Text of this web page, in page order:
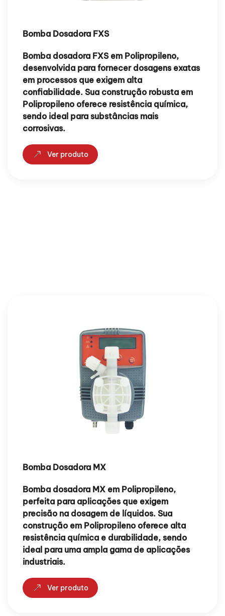
Bomba Dosadora FXS
Bomba dosadora FXS em Polipropileno,
desenvolvida para fornecer dosagens exatas
em processos que exigem alta
confiabilidade. Sua construção robusta em
Polipropileno oferece resistência química,
sendo ideal para substâncias mais
corrosivas.
Ver produto
Bomba Dosadora MX
Bomba dosadora MX em Polipropileno,
perfeita para aplicações que exigem
precisão na dosagem de líquidos. Sua
construção em Polipropileno oferece alta
resistência química e durabilidade, sendo
ideal para uma ampla gama de aplicações
industriais.
Ver produto